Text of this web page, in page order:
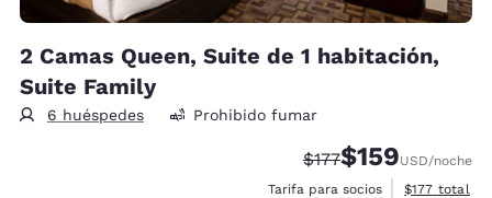
2 Camas Queen, Suite de 1 habitación,
Suite Family
6 huéspedes Prohibido fumar
Precio tachado:
$177Precio con
$159USD/noche
Tarifa para socios
Ver detalles
$177 total